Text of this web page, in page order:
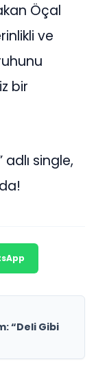
Öçal
ve
bir
adlı single,
“Deli Gibi